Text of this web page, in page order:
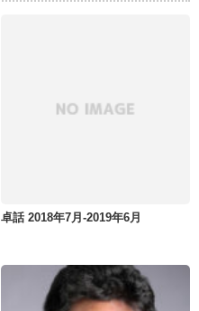
卓話 2018年7月-2019年6月